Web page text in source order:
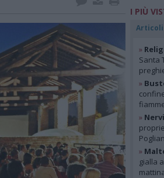
I PIÙ
Articoli
»
Santa
»
»
»
gialla